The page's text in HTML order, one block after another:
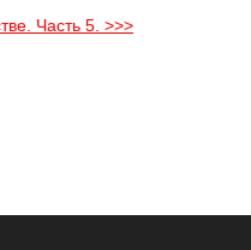
Часть 5. >>>